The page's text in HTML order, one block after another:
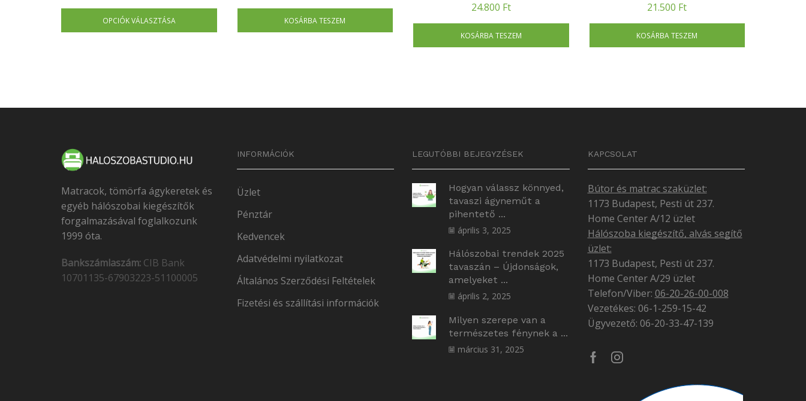
OPCIÓK VÁLASZTÁSA KOSÁRBA TESZEM
24.800 Ft
KOSÁRBA TESZEM
21.500 Ft
KOSÁRBA TESZEM
Matracok, tömörfa ágykeretek és
egyéb hálószobai kiegészítők
forgalmazásával foglalkozunk
1999 óta.
Bankszámlaszám: CIB Bank
10701135-67903223-51100005
INFORMÁCIÓK
Üzlet
Pénztár
Kedvencek
Adatvédelmi nyilatkozat
Általános Szerződési Feltételek
Fizetési és szállítási információk
LEGUTÓBBI BEJEGYZÉSEK
Hogyan válassz könnyed,
tavaszi ágyneműt a
pihentető ...
április 3, 2025
Hálószobai trendek 2025
tavaszán – Újdonságok,
amelyeket ...
április 2, 2025
Milyen szerepe van a
természetes fénynek a ...
március 31, 2025
KAPCSOLAT
Bútor és matrac szaküzlet:
1173 Budapest, Pesti út 237.
Home Center A/12 üzlet
Hálószoba kiegészítő, alvás segítő
üzlet:
1173 Budapest, Pesti út 237.
Home Center A/29 üzlet
Telefon/Viber: 06-20-26-00-008
Vezetékes: 06-1-259-15-42
Ügyvezető: 06-20-33-47-139
FacebookInstagram